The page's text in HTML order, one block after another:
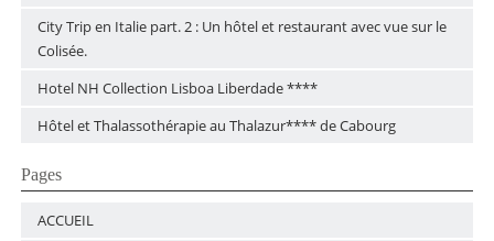
City Trip en Italie part. 2 : Un hôtel et restaurant avec vue sur le
Colisée.
Hotel NH Collection Lisboa Liberdade ****
Hôtel et Thalassothérapie au Thalazur**** de Cabourg
Pages
ACCUEIL